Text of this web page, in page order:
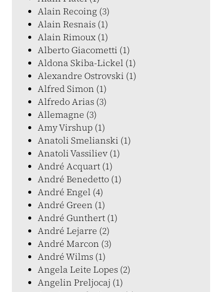
Alain Recoing (3)
Alain Resnais (1)
Alain Rimoux (1)
Alberto Giacometti (1)
Aldona Skiba-Lickel (1)
Alexandre Ostrovski (1)
Alfred Simon (1)
Alfredo Arias (3)
Allemagne (3)
Amy Virshup (1)
Anatoli Smelianski (1)
Anatoli Vassiliev (1)
André Acquart (1)
André Benedetto (1)
André Engel (4)
André Green (1)
André Gunthert (1)
André Lejarre (2)
André Marcon (3)
André Wilms (1)
Angela Leite Lopes (2)
Angelin Preljocaj (1)